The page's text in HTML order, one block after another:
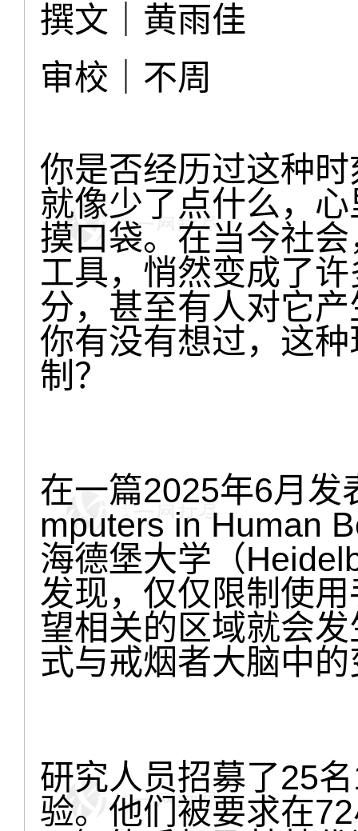
撰文｜黄雨佳
审校｜不周
你是否经历过这种
就像少了点什么，
摸口袋。在当今社
工具，悄然变成了
分，甚至有人对它产
你有没有想过，这
制？
在一篇2025年6月发
mputers in Human
海德堡大学（
发现，仅仅限制使
望相关的区域就会
式与戒烟者大脑中
研究人员招募了25
验。他们被要求在